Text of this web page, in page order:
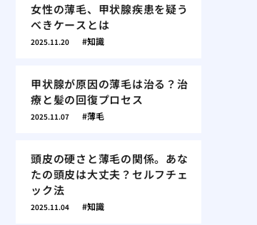
女性の薄毛、甲状腺疾患を疑う
べきケースとは
2025.11.20 知識
甲状腺が原因の薄毛は治る？治
療と髪の回復プロセス
2025.11.07 薄毛
頭皮の硬さと薄毛の関係。あな
たの頭皮は大丈夫？セルフチェ
ック法
2025.11.04 知識